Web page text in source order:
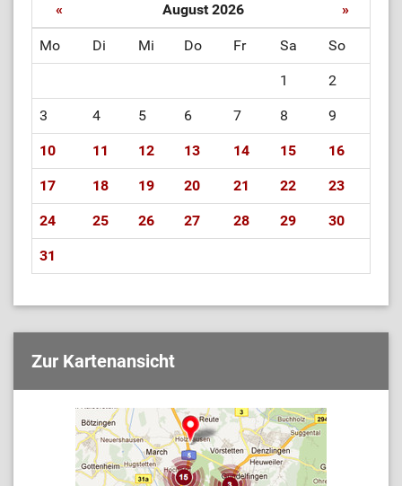
« August 2026 »
Mo Di Mi Do Fr Sa So
1 2
3 4 5 6 7 8 9
10 11 12 13 14 15 16
17 18 19 20 21 22 23
24 25 26 27 28 29 30
31
Zur Kartenansicht